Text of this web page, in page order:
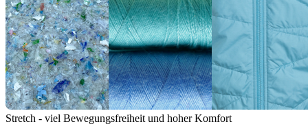
Stretch - viel Bewegungsfreiheit und hoher Komfort